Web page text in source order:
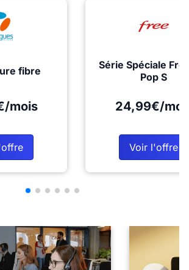
fibre
mois
Série Spéciale
Pop S
24,99€/
Voir l'offre